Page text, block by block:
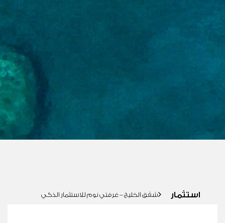
استثمار شقق الخليج – غرفتي نوم للاستثمار الذكي